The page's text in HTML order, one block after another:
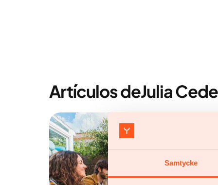
Samtycke
Artículos deJulia